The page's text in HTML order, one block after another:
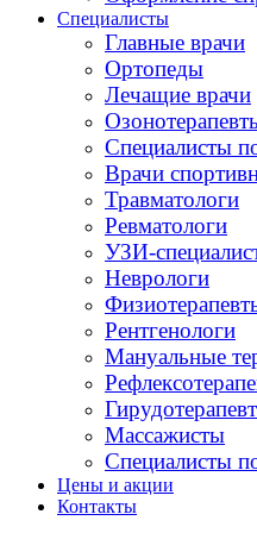
Специалисты
Главные врачи
Ортопеды
Лечащие врачи
Специалисты
Врачи
Травматологи
Ревматологи
УЗИ-
Неврологи
Рентгенологи
Мануальные
Массажисты
Специалисты
Цены и акции
Контакты